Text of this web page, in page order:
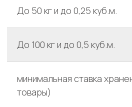
До 50 кг и до 0,25 куб.м.
До 100 кг и до 0,5 куб.м.
минимальная ставка
товары)